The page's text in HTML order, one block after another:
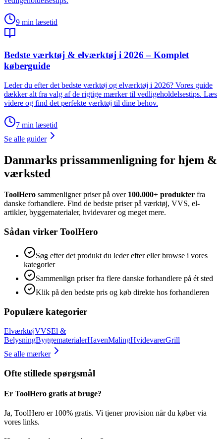
9 min læsetid
Bedste værktøj & elværktøj i 2026 – Komplet
køberguide
Leder du efter det bedste værktøj og elværktøj i 2026? Vores guide
dækker alt fra valg af de rigtige mærker til vedligeholdelsestips. Læs
videre og find det perfekte værktøj til dine behov.
7 min læsetid
Se alle guider
Danmarks prissammenligning for hjem &
værksted
ToolHero sammenligner priser på over 100.000+ produkter fra
danske forhandlere. Find de bedste priser på værktøj, VVS, el-
artikler, byggematerialer, hvidevarer og meget mere.
Sådan virker ToolHero
Søg efter det produkt du leder efter eller browse i vores
kategorier
Sammenlign priser fra flere danske forhandlere på ét sted
Klik på den bedste pris og køb direkte hos forhandleren
Populære kategorier
ElværktøjVVSEl &
BelysningByggematerialerHavenMalingHvidevarerGrill
Se alle mærker
Ofte stillede spørgsmål
Er ToolHero gratis at bruge?
Ja, ToolHero er 100% gratis. Vi tjener provision når du køber via
vores links.